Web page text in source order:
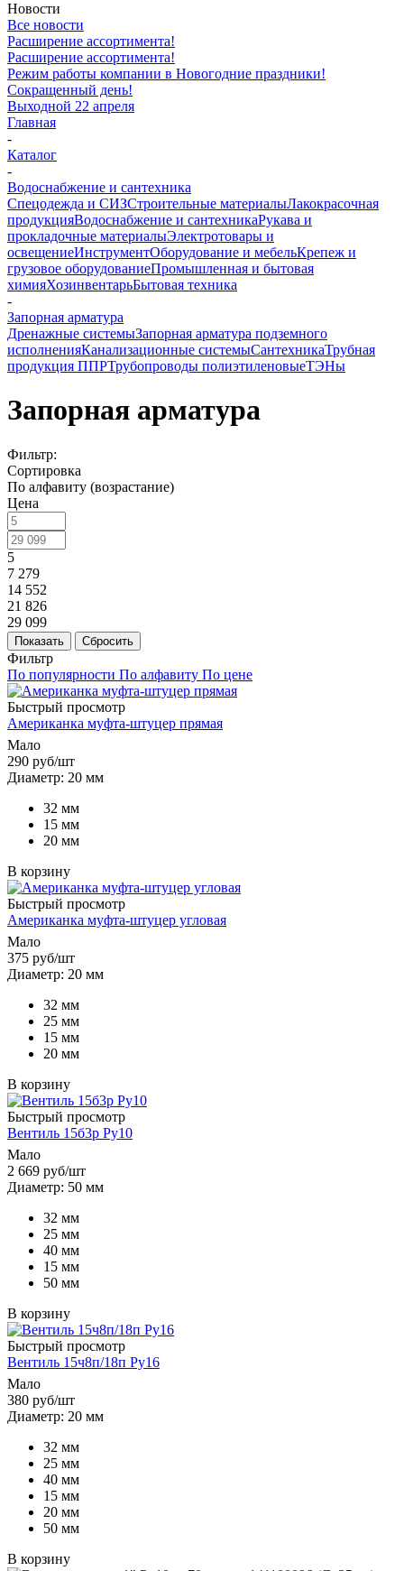
Новости
Все новости
Расширение ассортимента!
Расширение ассортимента!
Режим работы компании в Новогодние праздники!
Сокращенный день!
Выходной 22 апреля
Главная
-
Каталог
-
Водоснабжение и сантехника
Спецодежда и СИЗСтроительные материалыЛакокрасочная
продукцияВодоснабжение и сантехникаРукава и
прокладочные материалыЭлектротовары и
освещениеИнструментОборудование и мебельКрепеж и
грузовое оборудованиеПромышленная и бытовая
химияХозинвентарьБытовая техника
-
Запорная арматура
Дренажные системыЗапорная арматура подземного
исполненияКанализационные системыСантехникаТрубная
продукция ППРТрубопроводы полиэтиленовыеТЭНы
Запорная арматура
Фильтр:
Сортировка
По алфавиту (возрастание)
Цена
5
7 279
14 552
21 826
29 099
Показать Сбросить
Фильтр
По популярности По алфавиту По цене
Быстрый просмотр
Американка муфта-штуцер прямая
Мало
290 руб/шт
Диаметр: 20 мм
32 мм
15 мм
20 мм
В корзину
Быстрый просмотр
Американка муфта-штуцер угловая
Мало
375 руб/шт
Диаметр: 20 мм
32 мм
25 мм
15 мм
20 мм
В корзину
Быстрый просмотр
Вентиль 15б3р Ру10
Мало
2 669 руб/шт
Диаметр: 50 мм
32 мм
25 мм
40 мм
15 мм
50 мм
В корзину
Быстрый просмотр
Вентиль 15ч8п/18п Ру16
Мало
380 руб/шт
Диаметр: 20 мм
32 мм
25 мм
40 мм
15 мм
20 мм
50 мм
В корзину